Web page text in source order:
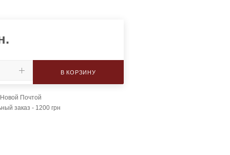
В КОРЗИНУ
Почтой
заказ - 1200 грн